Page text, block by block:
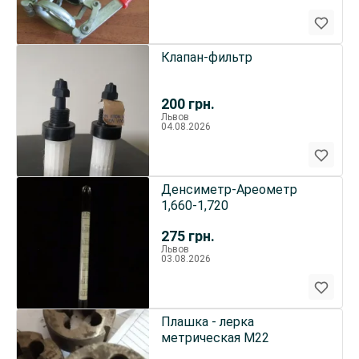
200 грн.
Клапан-фильтр
Львов
04.08.2026
275 грн.
Денсиметр-Ареометр
1,660-1,720
Львов
03.08.2026
Плашка - лерка
метрическая М22